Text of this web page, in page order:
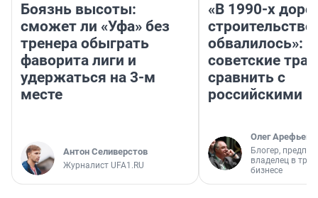
Боязнь высоты:
сможет ли «Уфа» без
тренера обыграть
фаворита лиги и
удержаться на 3-м
месте
Антон Селиверстов
Журналист UFA1.RU
«В 1990-х
строительство
обвалилось»:
советские
сравнить с
российскими
Олег Арефьев
Блогер,
владелец в
бизнесе